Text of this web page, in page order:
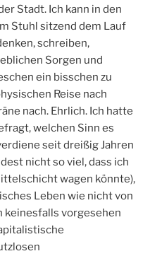
Stadt. Ich kann in den
Stuhl sitzend dem Lauf
schreiben,
Sorgen und
ein bisschen zu
Reise nach
nach. Ehrlich. Ich hatte
welchen Sinn es
seit dreißig Jahren
nicht so viel, dass ich
wagen könnte),
Leben wie nicht von
keinesfalls vorgesehen